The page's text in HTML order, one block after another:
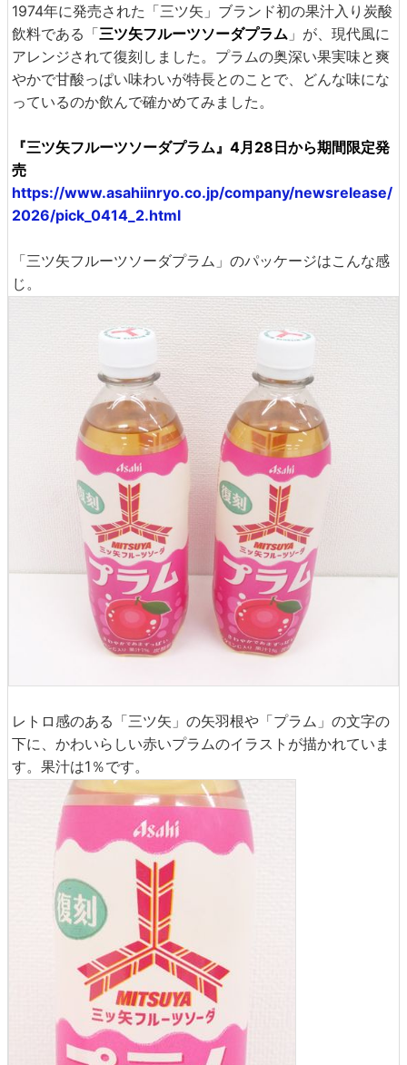
1974年に発売された「三ツ矢」ブランド初の果汁入り炭酸
飲料である「三ツ矢フルーツソーダプラム 」が、現代風に
アレンジされて復刻しました。プラムの奥深い果実味と爽
やかで甘酸っぱい味わいが特長とのことで、どんな味にな
っているのか飲んで確かめてみました。
『三ツ矢フルーツソーダプラム』4月28日から期間限定発
売
https://www.asahiinryo.co.jp/company/newsrelease/
2026/pick_0414_2.html
「三ツ矢フルーツソーダプラム」のパッケージはこんな感
じ。
レトロ感のある「三ツ矢」の矢羽根や「プラム」の文字の
下に、かわいらしい赤いプラムのイラストが描かれていま
す。果汁は1％です。